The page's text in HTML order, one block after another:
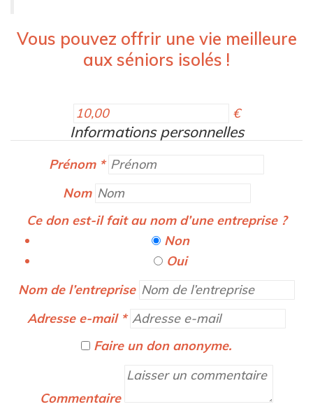
Vous pouvez offrir une vie meilleure
aux séniors isolés !
€
Informations personnelles
Prénom *
Nom
Ce don est-il fait au nom d’une entreprise ?
Non
Oui
Nom de l’entreprise
Adresse e-mail *
Faire un don anonyme.
Commentaire